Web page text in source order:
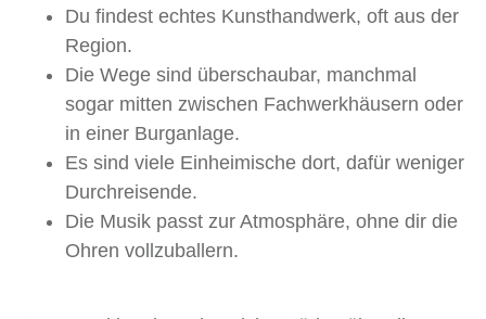
Du findest echtes Kunsthandwerk, oft aus der
Region.
Die Wege sind überschaubar, manchmal
sogar mitten zwischen Fachwerkhäusern oder
in einer Burganlage.
Es sind viele Einheimische dort, dafür weniger
Durchreisende.
Die Musik passt zur Atmosphäre, ohne dir die
Ohren vollzuballern.